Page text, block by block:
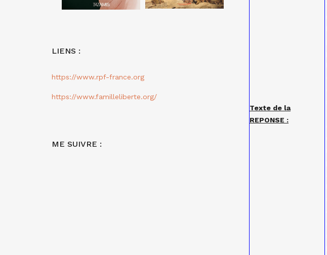
Texte de la
REPONSE :
LIENS :
https://www.rpf-france.org
https://www.familleliberte.org/
ME SUIVRE :